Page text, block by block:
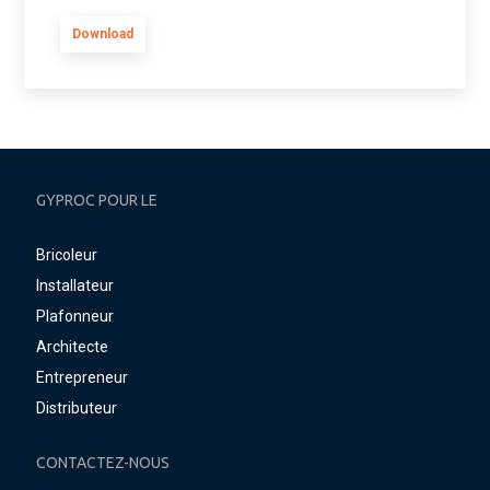
Download
GYPROC POUR LE
Bricoleur
Installateur
Plafonneur
Architecte
Entrepreneur
Distributeur
CONTACTEZ-NOUS